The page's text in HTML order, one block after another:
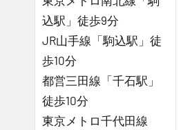
込駅」徒歩9分
JR山手線「駒込駅」徒
歩10分
都営三田線「千石駅」
徒歩10分
東京メトロ千代田線